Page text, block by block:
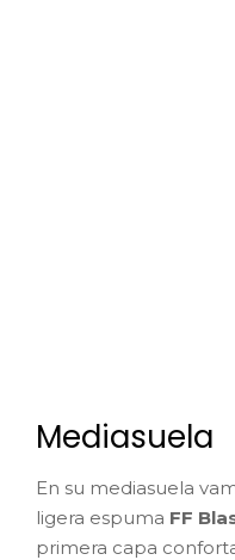
Mediasuela
En su mediasuela
ligera espuma FF
primera capa